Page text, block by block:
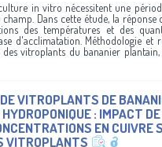
in vitro nécessitent une
Dans cette étude, la réponse
des températures et des
d'acclimatation. Méthodologie et
vitroplants du bananier
VITROPLANTS DE
: IMPACT DE
EN CUIVRE
VITROPLANTS